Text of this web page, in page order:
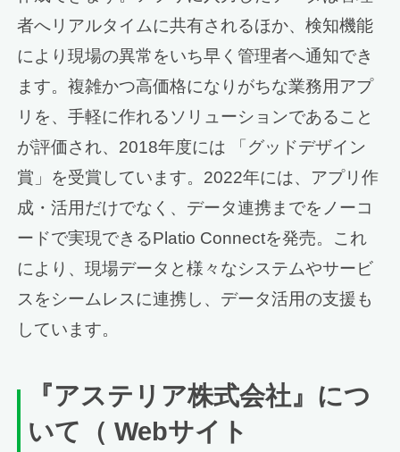
者へリアルタイムに共有されるほか、検知機能
により現場の異常をいち早く管理者へ通知でき
ます。複雑かつ高価格になりがちな業務用アプ
リを、手軽に作れるソリューションであること
が評価され、2018年度には 「グッドデザイン
賞」を受賞しています。2022年には、アプリ作
成・活用だけでなく、データ連携までをノーコ
ードで実現できるPlatio Connectを発売。これ
により、現場データと様々なシステムやサービ
スをシームレスに連携し、データ活用の支援も
しています。
『アステリア株式会社』につ
いて（ Webサイト